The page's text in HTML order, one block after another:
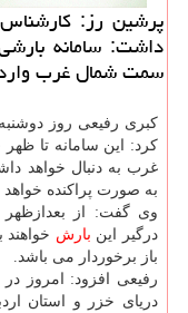
پرشین رز:
داشت: سامانه
سمت شمال غرب
كبری رفیعی روز
كرد: این سامانه تا ظهر
غرب به دنبال خواهد
به صورت پراكنده خواهد
وی گفت: از بعدازظهر
درگیر این بارش خواهند
باز برخوردار می باشد.
رفیعی افزود: امروز
دریای خزر و استان